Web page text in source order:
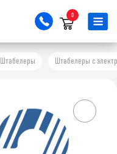
0
Штабелеры Штабелеры с